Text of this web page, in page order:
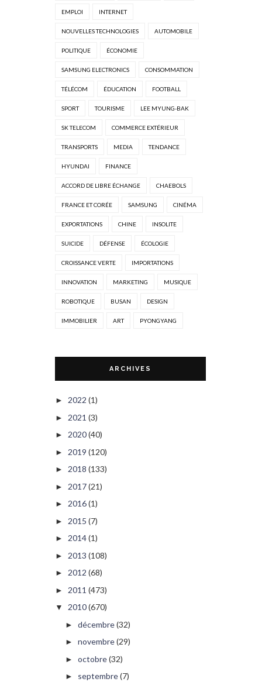
EMPLOI INTERNET
NOUVELLES TECHNOLOGIES AUTOMOBILE
POLITIQUE ÉCONOMIE
SAMSUNG ELECTRONICS CONSOMMATION
TÉLÉCOM ÉDUCATION FOOTBALL
SPORT TOURISME LEE MYUNG-BAK
SK TELECOM COMMERCE EXTÉRIEUR
TRANSPORTS MEDIA TENDANCE
HYUNDAI FINANCE
ACCORD DE LIBRE ÉCHANGE CHAEBOLS
FRANCE ET CORÉE SAMSUNG CINÉMA
EXPORTATIONS CHINE INSOLITE
SUICIDE DÉFENSE ÉCOLOGIE
CROISSANCE VERTE IMPORTATIONS
INNOVATION MARKETING MUSIQUE
ROBOTIQUE BUSAN DESIGN
IMMOBILIER ART PYONGYANG
ARCHIVES
► 2022 (1)
► 2021 (3)
► 2020(40)
► 2019 (120)
► 2018 (133)
► 2017(21)
► 2016(1)
► 2015 (7)
► 2014(1)
► 2013 (108)
► 2012 (68)
► 2011 (473)
▼ 2010(670)
► décembre(32)
► novembre(29)
► octobre(32)
► septembre(7)